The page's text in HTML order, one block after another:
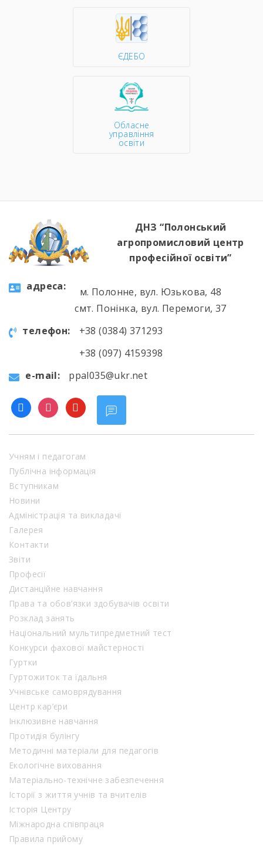
ЄДЕБО
Обласне
управління
освіти
ДНЗ “Полонський
агропромисловий центр
професійної освіти”
aдресa:
м. Полонне, вул. Юзькова, 48
смт. Понінка, вул. Перемоги, 37
телефон:
+38 (0384) 371293
+38 (097) 4159398
e-mail:
ppal035@ukr.net
facebookinstagram
youtube
Учням і педагогам
Публічна інформація
Вступникам
Новини
Адміністрація та викладачі
Галерея
Контакти
Звіти
Професії
Дистанційне навчання
Права та обов’язки здобувачів освіти
Розклад занять
Національний мультипредметний тест
Конкурси фахової майстерності
Гуртки
Гуртожиток та їдальня
Учнівське самоврядування
Центр кар’єри
Інклюзивне навчання
Протидія булінгу
Методичні матеріали для педагогів
Екологічне виховання
Матеріально-технічне забезпечення
Історії з життя учнів та вчителів
Історія Центру
Міжнародна співпраця
Правила прийому